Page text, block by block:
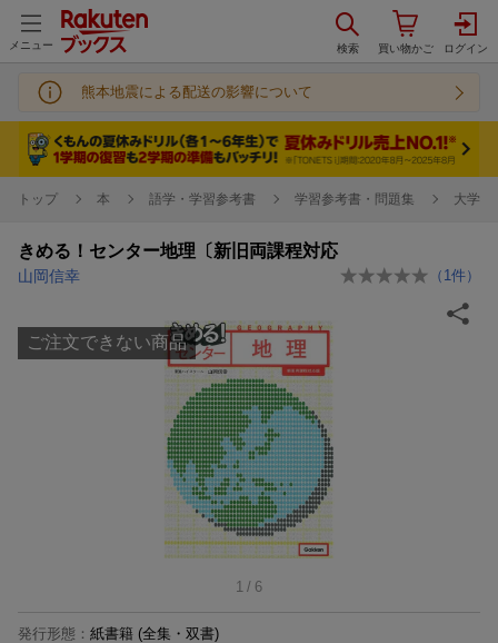
メニュー
熊本地震による配送の影響について
トップ 本 語学・学習参考書 学習参考書・問題集 大学受
きめる！センター地理〔新旧両課程対応
山岡信幸 （ 1 件）
ご注文できない商品
1 / 6
発行形態 ： 紙書籍 (全集・双書)